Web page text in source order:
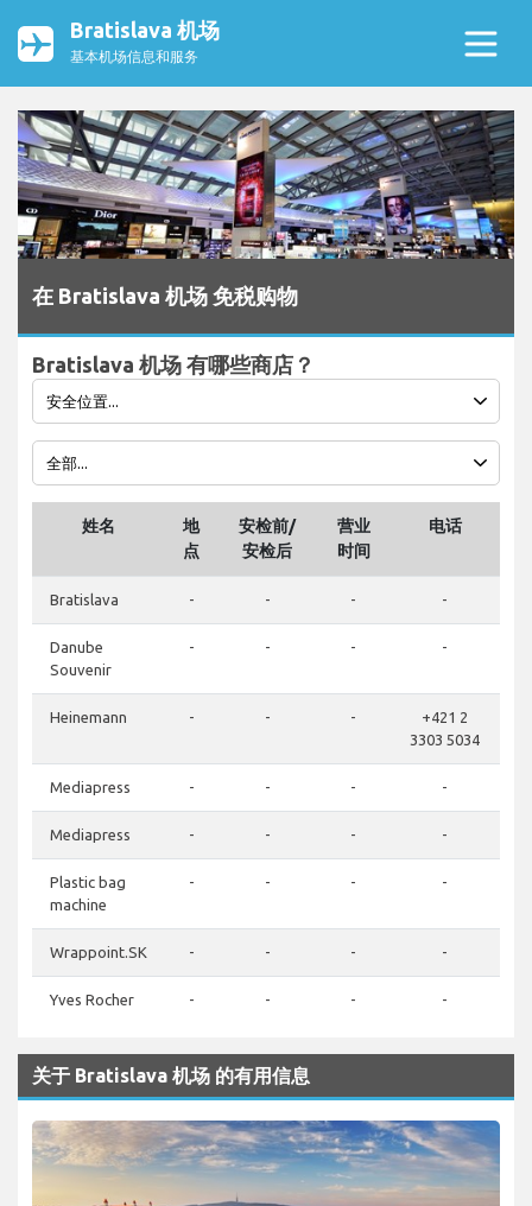
Bratislava 机场
基本机场信息和服务
在 Bratislava 机场 免税购物
Bratislava 机场 有哪些商店？
姓名
地
点
安检前/
安检后
营业
时间
电话
Bratislava - - - -
Danube
Souvenir
- - - -
Heinemann - - -
+421 2
3303 5034
Mediapress - - - -
Mediapress - - - -
Plastic bag
machine
- - - -
Wrappoint.SK - - - -
Yves Rocher - - - -
关于 Bratislava 机场 的有用信息